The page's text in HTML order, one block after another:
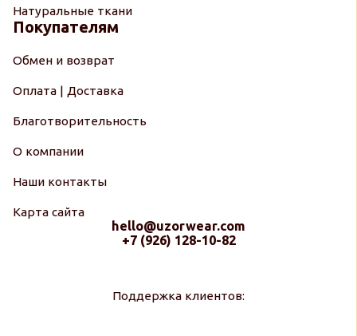
Натуральные ткани
Покупателям
Обмен и возврат
Оплата | Доставка
Благотворительность
О компании
Наши контакты
Карта сайта
hello@uzorwear.com
+7 (926) 128-10-82
Поддержка клиентов: